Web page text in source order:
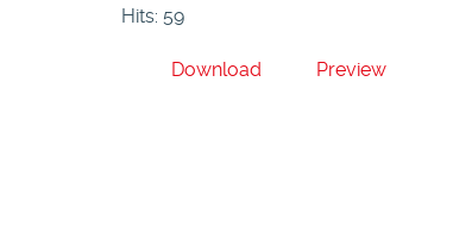
Hits: 59
Download Preview